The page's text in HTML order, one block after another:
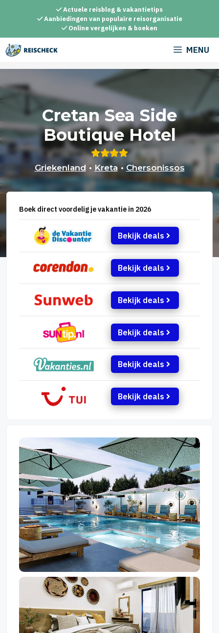
inhoud
Actuele reisblog & vakantietips
Aanbiedingen van populaire reisorganisatie
Online vergelijken & boeken
MENU
Cretan Sea Side
Boutique Hotel
Griekenland • Kreta • Chersonissos
Boek direct voordelig je vakantie in 2026
Bekijk deals
Bekijk deals
Bekijk deals
Bekijk deals
Bekijk deals
Bekijk deals